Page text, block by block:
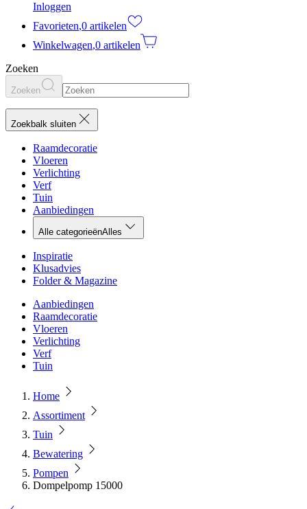
Inloggen
Favorieten,0 artikelen
Winkelwagen,0 artikelen
Zoeken
Zoeken
Zoekbalk sluiten
Raamdecoratie
Vloeren
Verlichting
Verf
Tuin
Aanbiedingen
Alle categorieënAlles
Inspiratie
Klusadvies
Folder & Magazine
Aanbiedingen
Raamdecoratie
Vloeren
Verlichting
Verf
Tuin
Home
Assortiment
Tuin
Bewatering
Pompen
Dompelpomp 15000